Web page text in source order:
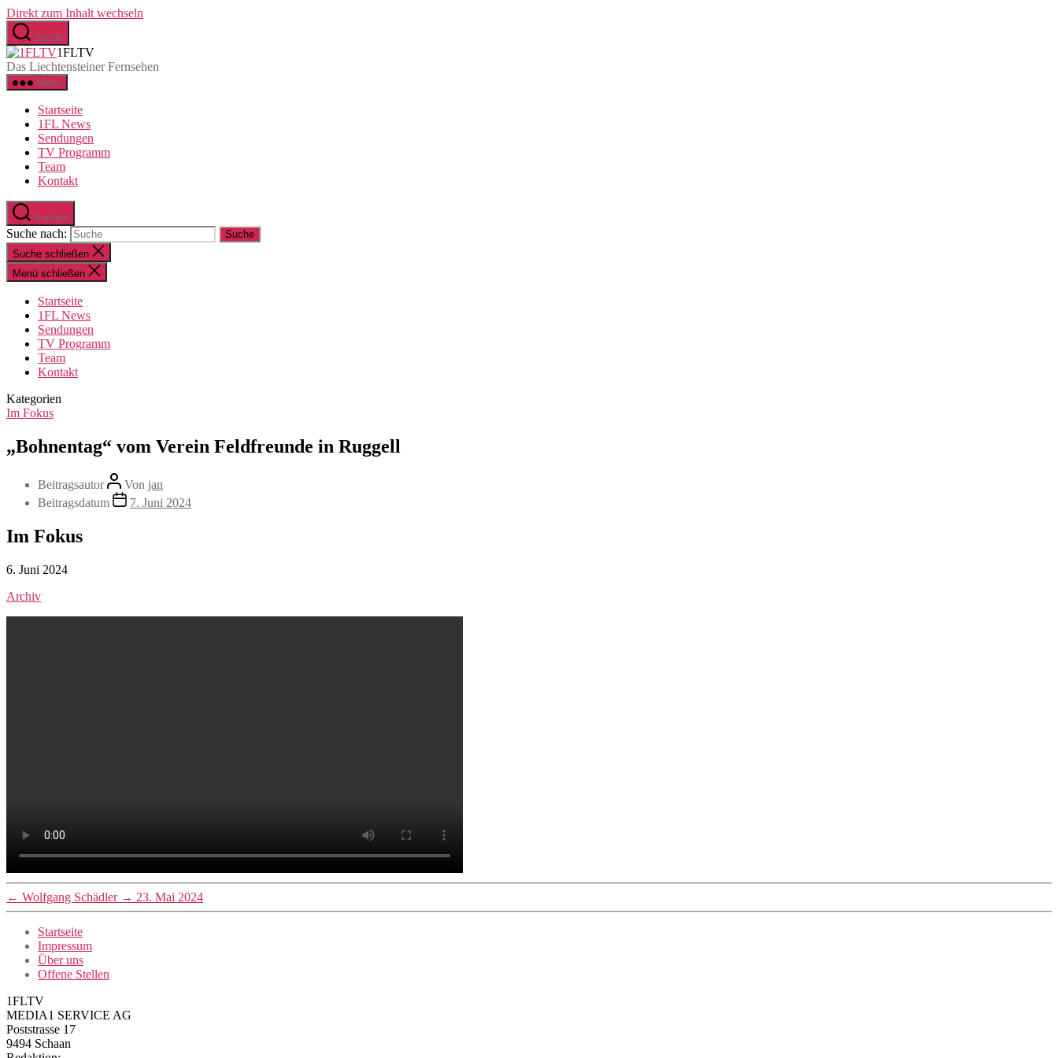
Direkt zum Inhalt wechseln
Suche
1FLTV
Das Liechtensteiner Fernsehen
Menü
Startseite
1FL News
Sendungen
TV Programm
Team
Kontakt
Suchen
Suche nach:
Suche schließen
Menü schließen
Startseite
1FL News
Sendungen
TV Programm
Team
Kontakt
Kategorien
Im Fokus
„Bohnentag“ vom Verein Feldfreunde in Ruggell
Beitragsautor Von jan
Beitragsdatum
7. Juni 2024
Im Fokus
6. Juni 2024
Archiv
← Wolfgang Schädler → 23. Mai 2024
Startseite
Impressum
Über uns
Offene Stellen
1FLTV
MEDIA1 SERVICE AG
Poststrasse 17
9494 Schaan